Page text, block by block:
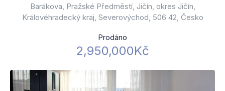
Barákova, Pražské Předměstí, Jičín, okres Jičín,
Královéhradecký kraj, Severovýchod, 506 42, Česko
Prodáno
2,950,000Kč